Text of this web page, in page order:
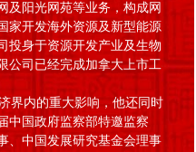
及阳光网苑等业务，构成网
家开发海外资源及新型能源
投身于资源开发产业及生物
公司已经完成加拿大上市工
界内的重大影响，他还同时
中国政府监察部特邀监察
、中国发展研究基金会理事